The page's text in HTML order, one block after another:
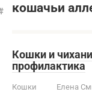
кошачьи
Кошки и
профилактика
Кошки Елена